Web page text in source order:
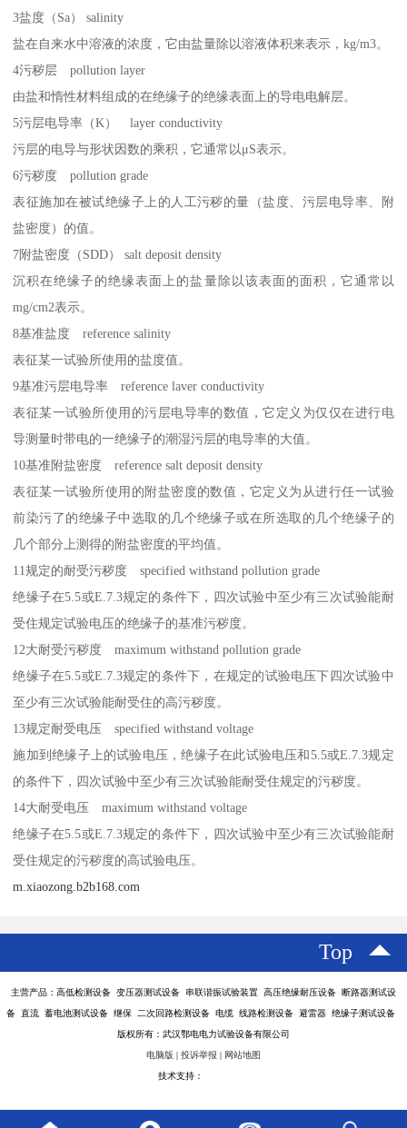
3盐度（Sa） salinity
盐在自来水中溶液的浓度，它由盐量除以溶液体积来表示，kg/m3。
4污秽层 pollution layer
由盐和惰性材料组成的在绝缘子的绝缘表面上的导电电解层。
5污层电导率（K） layer conductivity
污层的电导与形状因数的乘积，它通常以μS表示。
6污秽度 pollution grade
表征施加在被试绝缘子上的人工污秽的量（盐度、污层电导率、附
盐密度）的值。
7附盐密度（SDD） salt deposit density
沉积在绝缘子的绝缘表面上的盐量除以该表面的面积，它通常以
mg/cm2表示。
8基准盐度 reference salinity
表征某一试验所使用的盐度值。
9基准污层电导率 reference laver conductivity
表征某一试验所使用的污层电导率的数值，它定义为仅仅在进行电
导测量时带电的一绝缘子的潮湿污层的电导率的大值。
10基准附盐密度 reference salt deposit density
表征某一试验所使用的附盐密度的数值，它定义为从进行任一试验
前染污了的绝缘子中选取的几个绝缘子或在所选取的几个绝缘子的
几个部分上测得的附盐密度的平均值。
11规定的耐受污秽度 specified withstand pollution grade
绝缘子在5.5或E.7.3规定的条件下，四次试验中至少有三次试验能耐
受住规定试验电压的绝缘子的基准污秽度。
12大耐受污秽度 maximum withstand pollution grade
绝缘子在5.5或E.7.3规定的条件下，在规定的试验电压下四次试验中
至少有三次试验能耐受住的高污秽度。
13规定耐受电压 specified withstand voltage
施加到绝缘子上的试验电压，绝缘子在此试验电压和5.5或E.7.3规定
的条件下，四次试验中至少有三次试验能耐受住规定的污秽度。
14大耐受电压 maximum withstand voltage
绝缘子在5.5或E.7.3规定的条件下，四次试验中至少有三次试验能耐
受住规定的污秽度的高试验电压。
m.xiaozong.b2b168.com
Top
主营产品：高低检测设备 变压器测试设备 串联谐振试验装置 高压绝缘耐压设备 断路器测试设
备 直流 蓄电池测试设备 继保 二次回路检测设备 电缆 线路检测设备 避雷器 绝缘子测试设备
版权所有：武汉鄂电电力试验设备有限公司
电脑版 投诉举报 网站地图
技术支持：